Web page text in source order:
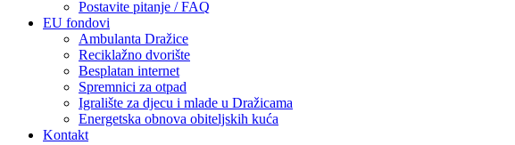
Postavite pitanje / FAQ
EU fondovi
Ambulanta Dražice
Reciklažno dvorište
Besplatan internet
Spremnici za otpad
Igralište za djecu i mlade u Dražicama
Energetska obnova obiteljskih kuća
Kontakt